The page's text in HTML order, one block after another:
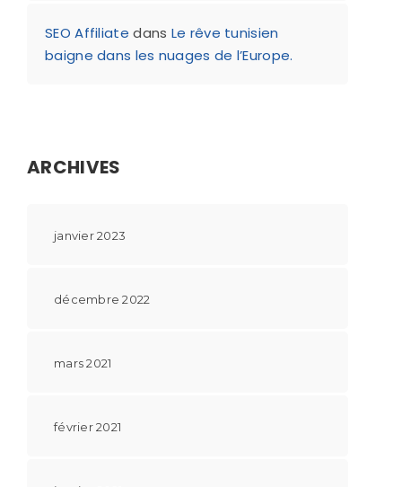
SEO Affiliate dans Le rêve tunisien
baigne dans les nuages de l’Europe.
ARCHIVES
janvier 2023
décembre 2022
mars 2021
février 2021